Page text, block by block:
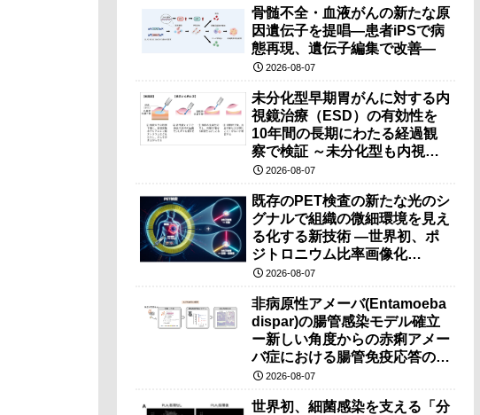
骨髄不全・血液がんの新たな原
因遺伝子を提唱―患者iPSで病
態再現、遺伝子編集で改善―
2026-08-07
未分化型早期胃がんに対する内
視鏡治療（ESD）の有効性を
10年間の長期にわたる経過観
察で検証 ～未分化型も内視鏡
治療で胃の温存が可能～
2026-08-07
既存のPET検査の新たな光のシ
グナルで組織の微細環境を見え
る化する新技術 ―世界初、ポ
ジトロニウム比率画像化
（PRI）の原理検証に成功―
2026-08-07
非病原性アメーバ(Entamoeba
dispar)の腸管感染モデル確立
ー新しい角度からの赤痢アメー
バ症における腸管免疫応答の理
解に期待ー
2026-08-07
世界初、細菌感染を支える「分